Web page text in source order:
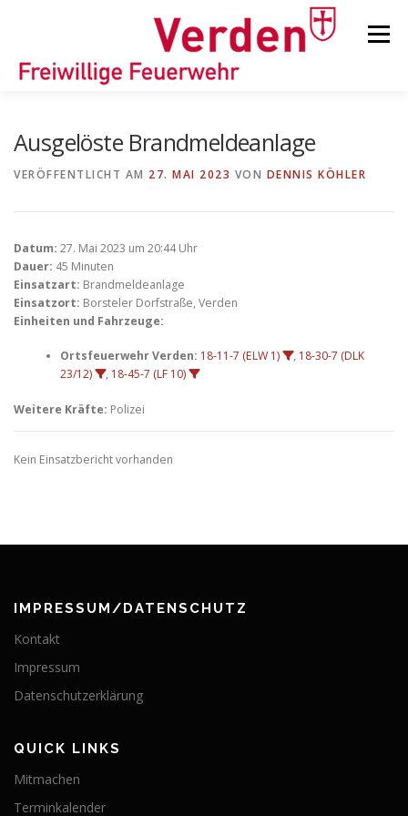
Menü
KINDER-/JUGENDFEUERWEHR
Ausgelöste Brandmeldeanlage
VERÖFFENTLICHT AM 27. MAI 2023 VON DENNIS KÖHLER
Datum: 27. Mai 2023 um 20:44 Uhr
Dauer: 45 Minuten
Einsatzart: Brandmeldeanlage
Einsatzort: Borsteler Dorfstraße, Verden
Einheiten und Fahrzeuge:
Ortsfeuerwehr Verden: 18-11-7 (ELW 1) , 18-30-7 (DLK
23/12)
, 18-45-7 (LF 10)
Weitere Kräfte: Polizei
Kein Einsatzbericht vorhanden
IMPRESSUM/DATENSCHUTZ
Kontakt
Impressum
Datenschutzerklärung
QUICK LINKS
Mitmachen
Terminkalender